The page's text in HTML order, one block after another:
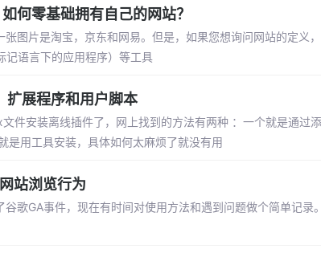
何零基础拥有自己的网站？
图片是淘宝，京东和网易。但是，如果您想询问网站的定义
记语言下的应用程序）等工具
展程序和用户脚本
件安装离线插件了，网上找到的方法有两种 ：一个就是通过
是用工具安装，具体如何太麻烦了就没有用
站浏览行为
歌GA事件，现在有时间对使用方法和遇到问题做个简单记录